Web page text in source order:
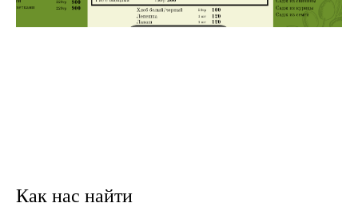
Как нас найти